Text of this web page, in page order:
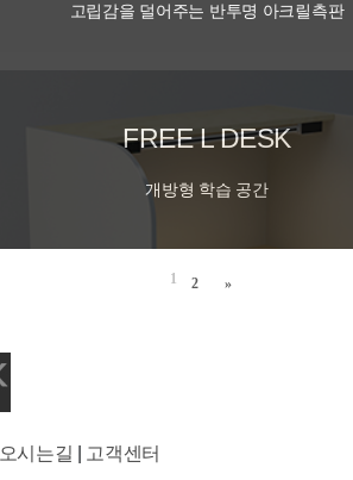
고립감을 덜어주는 반투명 아크릴측판
FREE L DESK
개방형 학습 공간
1 2 »
오시는길 고객센터